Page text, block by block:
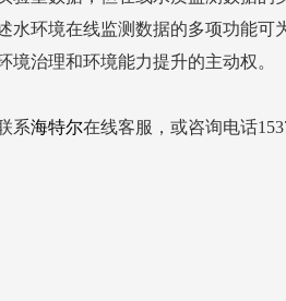
环境在线监测数据的多项功能
治理和环境能力提升的主动权。
系海特尔在线客服，或咨询电话